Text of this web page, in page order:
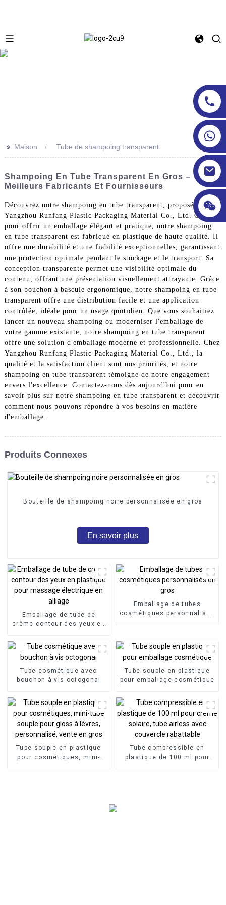
>> Maison Tube de shampoing transparent
Shampoing En Tube Transparent En Gros –
Meilleurs Fabricants Et Fournisseurs
Découvrez notre shampoing en tube transparent, proposé par
Yangzhou Runfang Plastic Packaging Material Co., Ltd. Conçu
pour offrir un emballage élégant et pratique, notre shampoing
en tube transparent est fabriqué en plastique de haute qualité. Il
offre une durabilité et une fiabilité exceptionnelles, garantissant
une protection optimale pendant le stockage et le transport. Sa
conception transparente permet une visibilité optimale du
contenu, offrant une présentation visuellement attrayante. Grâce
à son bouchon à bascule ergonomique, notre shampoing en tube
transparent offre une distribution facile et une application
contrôlée, idéale pour un usage quotidien. Que vous souhaitiez
lancer un nouveau shampoing ou moderniser l'emballage de
votre gamme existante, notre shampoing en tube transparent
offre une solution d'emballage moderne et professionnelle. Chez
Yangzhou Runfang Plastic Packaging Material Co., Ltd., la
qualité et la satisfaction client sont nos priorités, et notre
shampoing en tube transparent témoigne de notre engagement
envers l'excellence. Contactez-nous dès aujourd'hui pour en
savoir plus sur notre shampoing en tube transparent et découvrir
comment nous pouvons répondre à vos besoins en matière
d'emballage.
Produits Connexes
Bouteille de shampoing noire personnalisée en gros
En savoir plus
Emballage de tube de
crème contour des yeux en
électrique en alliage
Emballage de tubes
cosmétiques personnalisés
Tube cosmétique avec
bouchon à vis octogonal
Tube souple en plastique
pour emballage cosmétique
Tube souple en plastique
pour cosmétiques, mini-
Tube compressible en
plastique de 100 ml pour